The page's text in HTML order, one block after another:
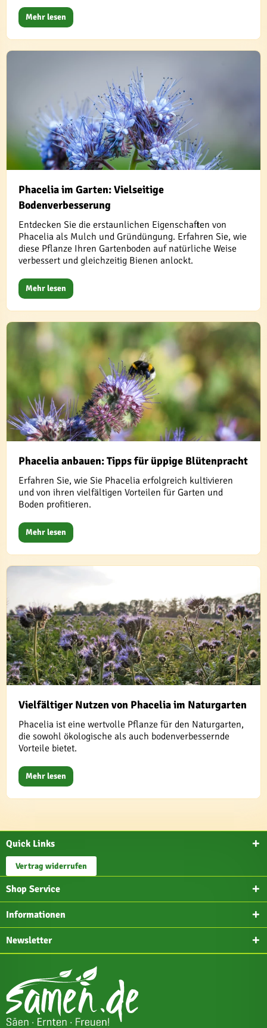
Mehr lesen
Phacelia im Garten: Vielseitige
Bodenverbesserung
Entdecken Sie die erstaunlichen Eigenschaften von
Phacelia als Mulch und Gründüngung. Erfahren Sie, wie
diese Pflanze Ihren Gartenboden auf natürliche Weise
verbessert und gleichzeitig Bienen anlockt.
Mehr lesen
Phacelia anbauen: Tipps für üppige Blütenpracht
Erfahren Sie, wie Sie Phacelia erfolgreich kultivieren
und von ihren vielfältigen Vorteilen für Garten und
Boden profitieren.
Mehr lesen
Vielfältiger Nutzen von Phacelia im Naturgarten
Phacelia ist eine wertvolle Pflanze für den Naturgarten,
die sowohl ökologische als auch bodenverbessernde
Vorteile bietet.
Mehr lesen
Quick Links
Vertrag widerrufen
Shop Service
Informationen
Newsletter